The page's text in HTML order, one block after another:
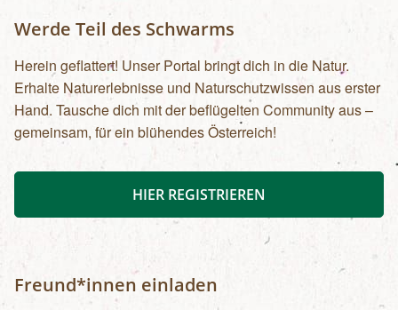
Werde Teil des Schwarms
Herein geflattert! Unser Portal bringt dich in die Natur.
Erhalte Naturerlebnisse und Naturschutzwissen aus erster
Hand. Tausche dich mit der beflügelten Community aus –
gemeinsam, für ein blühendes Österreich!
HIER REGISTRIEREN
Freund*innen einladen